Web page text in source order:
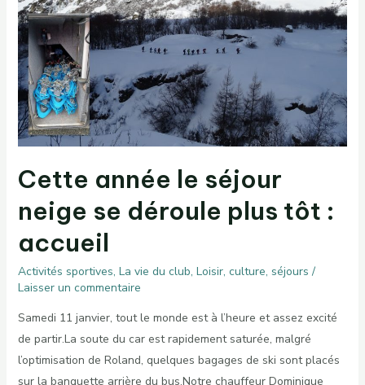
Cette année le séjour
neige se déroule plus tôt :
accueil
Activités sportives, La vie du club, Loisir, culture, séjours /
Laisser un commentaire
Samedi 11 janvier, tout le monde est à l’heure et assez excité
de partir.La soute du car est rapidement saturée, malgré
l’optimisation de Roland, quelques bagages de ski sont placés
sur la banquette arrière du bus.Notre chauffeur Dominique